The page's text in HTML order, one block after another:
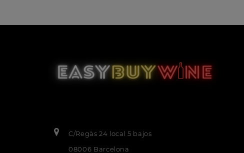
C/Regàs 24 local 5 bajos
08006 Barcelona